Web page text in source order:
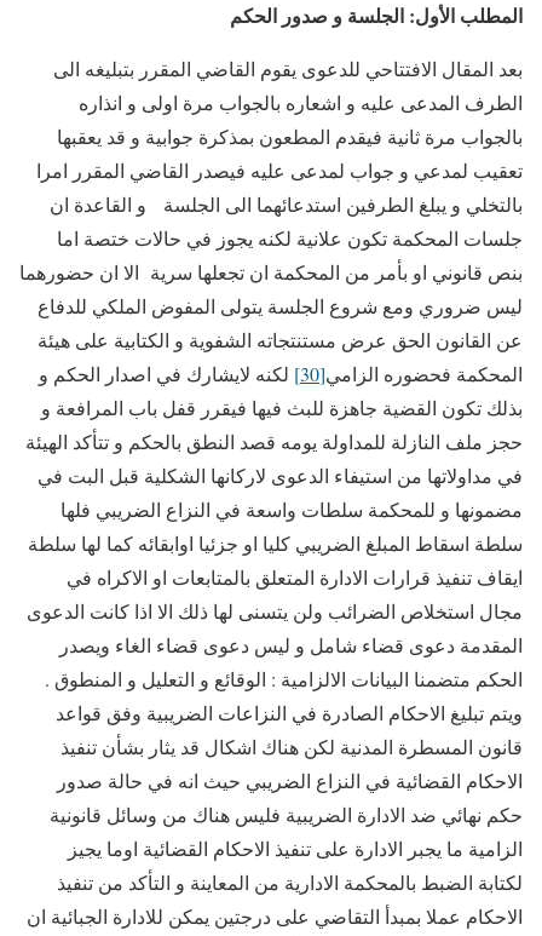
المطلب الأول: الجلسة و صدور الحكم
بعد المقال الافتتاحي للدعوى يقوم القاضي المقرر بتبليغه الى
الطرف المدعى عليه و اشعاره بالجواب مرة اولى و انذاره
بالجواب مرة ثانية فيقدم المطعون بمذكرة جوابية و قد يعقبها
تعقيب لمدعي و جواب لمدعى عليه فيصدر القاضي المقرر امرا
بالتخلي و يبلغ الطرفين استدعائهما الى الجلسة و القاعدة ان
جلسات المحكمة تكون علانية لكنه يجوز في حالات ختصة اما
بنص قانوني او بأمر من المحكمة ان تجعلها سرية الا ان حضورهما
ليس ضروري ومع شروع الجلسة يتولى المفوض الملكي للدفاع
عن القانون الحق عرض مستنتجاته الشفوية و الكتابية على هيئة
المحكمة فحضوره الزامي[30]
لكنه لايشارك في اصدار الحكم و
بذلك تكون القضية جاهزة للبث فيها فيقرر قفل باب المرافعة و
حجز ملف النازلة للمداولة يومه قصد النطق بالحكم و تتأكد الهيئة
في مداولاتها من استيفاء الدعوى لاركانها الشكلية قبل البت في
مضمونها و للمحكمة سلطات واسعة في النزاع الضريبي فلها
سلطة اسقاط المبلغ الضريبي كليا او جزئيا اوابقائه كما لها سلطة
ايقاف تنفيذ قرارات الادارة المتعلق بالمتابعات او الاكراه في
مجال استخلاص الضرائب ولن يتسنى لها ذلك الا اذا كانت الدعوى
المقدمة دعوى قضاء شامل و ليس دعوى قضاء الغاء ويصدر
الحكم متضمنا البيانات الالزامية : الوقائع و التعليل و المنطوق .
ويتم تبليغ الاحكام الصادرة في النزاعات الضريبية وفق قواعد
قانون المسطرة المدنية لكن هناك اشكال قد يثار بشأن تنفيذ
الاحكام القضائية في النزاع الضريبي حيث انه في حالة صدور
حكم نهائي ضد الادارة الضريبية فليس هناك من وسائل قانونية
الزامية ما يجبر الادارة على تنفيذ الاحكام القضائية اوما يجيز
لكتابة الضبط بالمحكمة الادارية من المعاينة و التأكد من تنفيذ
الاحكام عملا بمبدأ التقاضي على درجتين يمكن للادارة الجبائية ان